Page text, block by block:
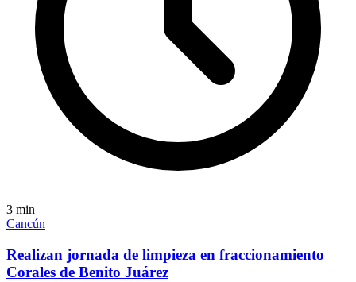
3 min
Cancún
Realizan jornada de limpieza en fraccionamiento
Corales de Benito Juárez